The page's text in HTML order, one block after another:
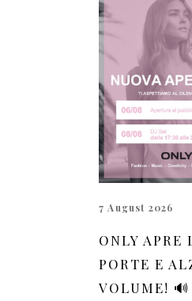
7 August 2026
ONLY APRE
PORTE E
VOLUME! 🔊